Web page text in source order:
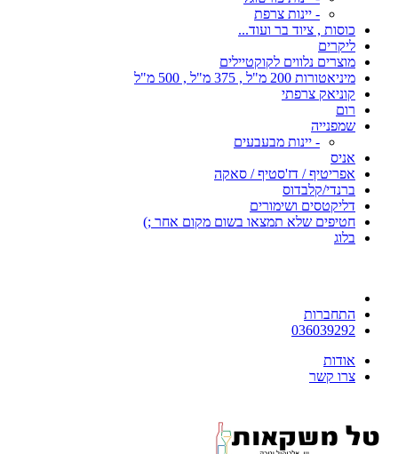
- יינות צרפת
כוסות , ציוד בר ועוד...
ליקרים
מוצרים נלווים לקוקטיילים
מיניאטורות 200 מ"ל , 375 מ"ל , 500 מ"ל
קוניאק צרפתי
רום
שמפנייה
- יינות מבעבעים
אניס
אפריטיף / דז'סטיף / סאקה
ברנדי/קלבדוס
דליקטסים ושימורים
חטיפים שלא תמצאו בשום מקום אחר ;)
בלוג
התחברות
036039292
אודות
צרו קשר